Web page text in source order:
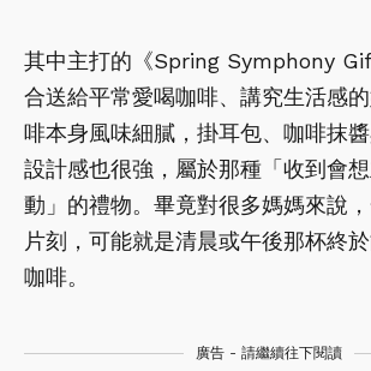
其中主打的《Spring Symphony
合送給平常愛喝咖啡、講究生活感
啡本身風味細膩，掛耳包、咖啡抹
設計感也很強，屬於那種「收到會
動」的禮物。畢竟對很多媽媽來說
片刻，可能就是清晨或午後那杯終
咖啡。
廣告 - 請繼續往下閱讀